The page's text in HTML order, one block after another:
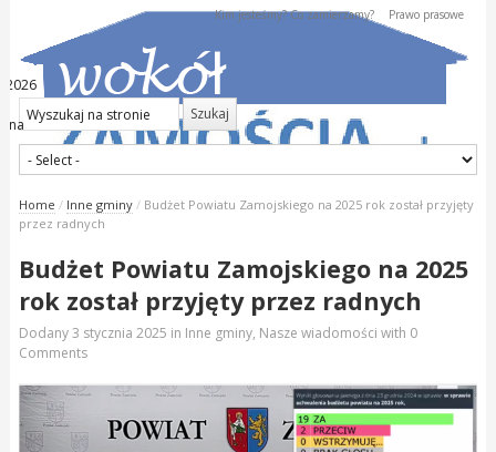
Kim jesteśmy? Co zamierzamy? Prawo prasowe
2026
Home / Inne gminy / Budżet Powiatu Zamojskiego na 2025 rok został przyjęty
przez radnych
Budżet Powiatu Zamojskiego na 2025
rok został przyjęty przez radnych
Dodany3 stycznia 2025 in Inne gminy, Nasze wiadomości with 0
Comments